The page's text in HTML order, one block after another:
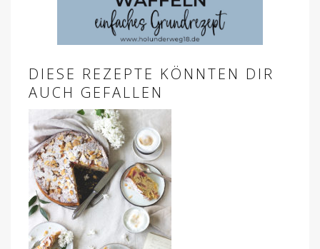
DIESE REZEPTE KÖNNTEN DIR
AUCH GEFALLEN